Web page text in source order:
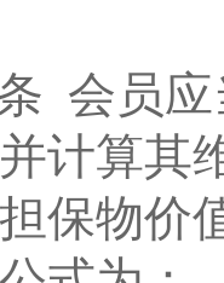
会员
计算其
保物价